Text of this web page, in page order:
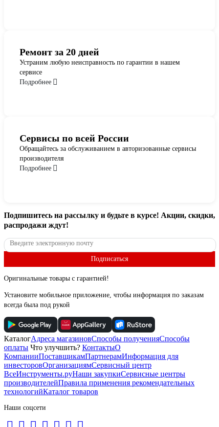
Ремонт за 20 дней
Устраним любую неисправность по гарантии в нашем
сервисе
Подробнее
Сервисы по всей России
Обращайтесь за обслуживанием в авторизованные сервисы
производителя
Подробнее
Подпишитесь на рассылку и будьте в курсе! Акции, скидки,
распродажи ждут!
Подписаться
Оригинальные товары с гарантией!
Установите мобильное приложение, чтобы информация по заказам
всегда была под рукой
КаталогАдреса магазиновСпособы полученияСпособы
оплаты Что улучшить? КонтактыО
КомпанииПоставщикамПартнерамИнформация для
инвесторовОрганизациямСервисный центр
ВсеИнструменты.руНаши закупкиСервисные центры
производителейПравила применения рекомендательных
технологийКаталог товаров
Наши соцсети